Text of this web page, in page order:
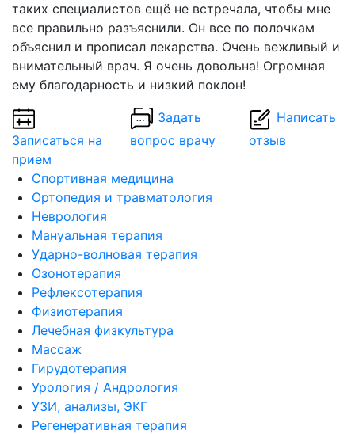
таких специалистов ещё не встречала, чтобы мне
все правильно разъяснили. Он все по полочкам
объяснил и прописал лекарства. Очень вежливый и
внимательный врач. Я очень довольна! Огромная
ему благодарность и низкий поклон!
Записаться на
прием
Задать
вопрос врачу
Написать
отзыв
Спортивная медицина
Ортопедия и травматология
Неврология
Мануальная терапия
Ударно-волновая терапия
Озонотерапия
Рефлексотерапия
Физиотерапия
Лечебная физкультура
Массаж
Гирудотерапия
Урология / Андрология
УЗИ, анализы, ЭКГ
Регенеративная терапия